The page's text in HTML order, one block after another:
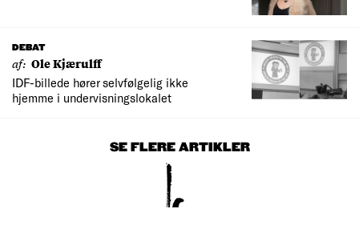
DEBAT
af: Ole Kjærulff
IDF-billede hører selvfølgelig ikke
hjemme i undervisningslokalet
SE FLERE ARTIKLER